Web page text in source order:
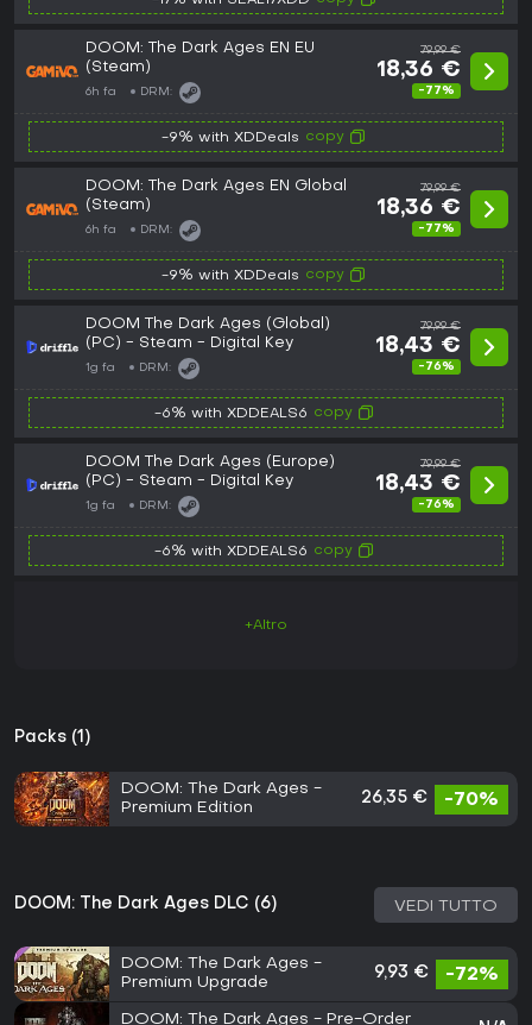
DOOM: The Dark Ages EN EU
(Steam)
6h fa DRM:
79,99 €
18,36 €
-77%
-9% with XDDeals copy
DOOM: The Dark Ages EN Global
(Steam)
6h fa DRM:
79,99 €
18,36 €
-77%
-9% with XDDeals copy
DOOM The Dark Ages (Global)
(PC) - Steam - Digital Key
1g fa DRM:
79,99 €
18,43 €
-76%
-6% with XDDEALS6 copy
DOOM The Dark Ages (Europe)
(PC) - Steam - Digital Key
1g fa DRM:
79,99 €
18,43 €
-76%
-6% with XDDEALS6 copy
+Altro
Packs (1)
DOOM: The Dark Ages -
Premium Edition
26,35 € -70%
DOOM: The Dark Ages DLC (6) VEDI TUTTO
DOOM: The Dark Ages -
Premium Upgrade
9,93 € -72%
DOOM: The Dark Ages - Pre-Order